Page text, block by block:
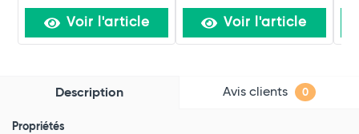
Voir l'article Voir l'article
Description Avis clients 0
Propriétés